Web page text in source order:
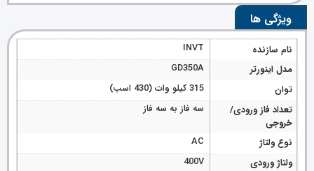
ویژگی ها
نام سازنده
INVT
مدل اینورتر
GD350A
توان
315 کیلو وات (430 اسب)
تعداد فاز ورودی/
خروجی
سه فاز به سه فاز
نوع ولتاژ
AC
ولتاژ ورودی
400V